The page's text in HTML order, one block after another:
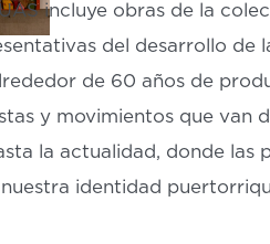
incluye obras de la
del desarrollo
de 60 años de
y movimientos que van
la actualidad, donde las
identidad